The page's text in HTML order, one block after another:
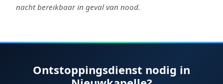
nacht bereikbaar in geval van nood.
Ontstoppingsdienst nodig in